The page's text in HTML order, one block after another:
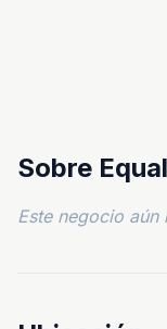
Sobre
Este negocio